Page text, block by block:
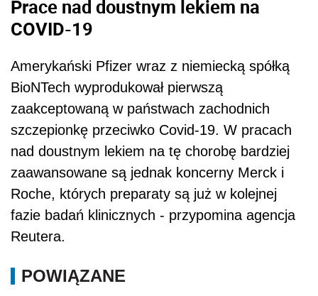
Prace nad doustnym lekiem na
COVID-19
Amerykański Pfizer wraz z niemiecką spółką
BioNTech wyprodukował pierwszą
zaakceptowaną w państwach zachodnich
szczepionkę przeciwko Covid-19. W pracach
nad doustnym lekiem na tę chorobę bardziej
zaawansowane są jednak koncerny Merck i
Roche, których preparaty są już w kolejnej
fazie badań klinicznych - przypomina agencja
Reutera.
POWIĄZANE